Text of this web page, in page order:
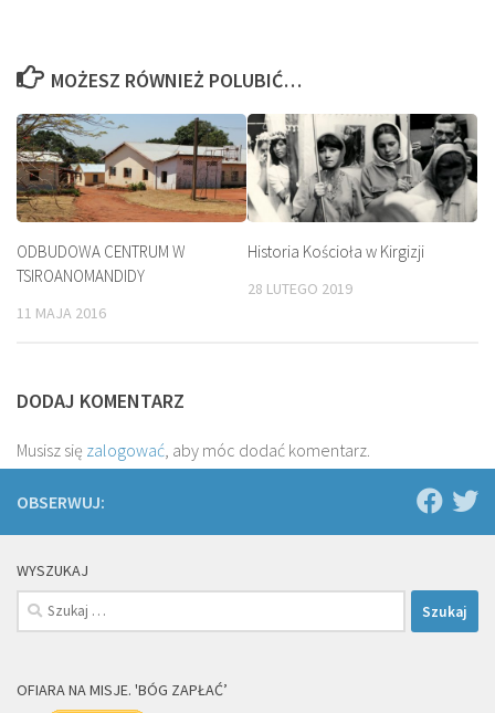
MOŻESZ RÓWNIEŻ POLUBIĆ…
ODBUDOWA CENTRUM W
TSIROANOMANDIDY
11 MAJA 2016
Historia Kościoła w Kirgizji
28 LUTEGO 2019
DODAJ KOMENTARZ
Musisz się zalogować, aby móc dodać komentarz.
OBSERWUJ:
WYSZUKAJ
Szukaj:
OFIARA NA MISJE. 'BÓG ZAPŁAĆ’